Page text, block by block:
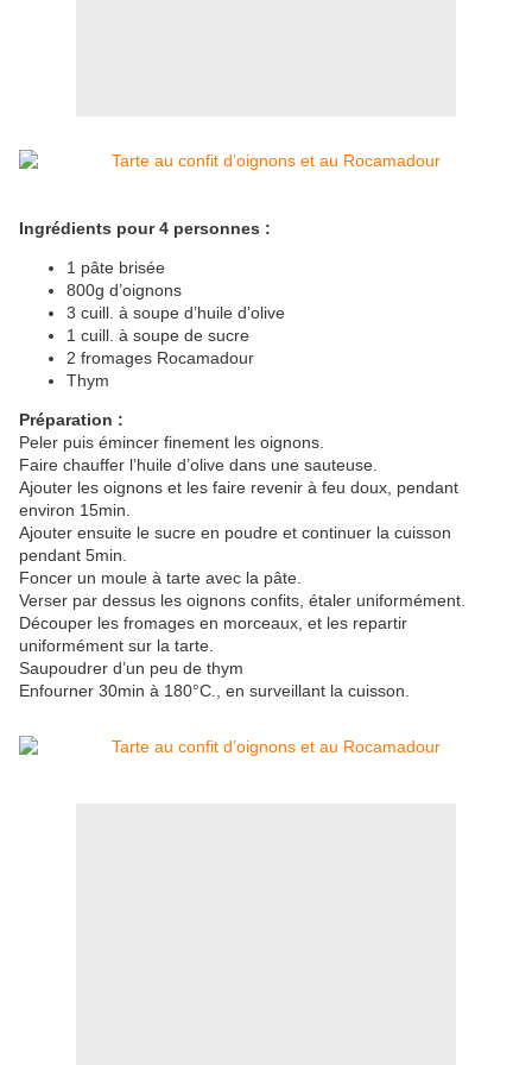
Ingrédients pour 4 personnes :
1 pâte brisée
800g d’oignons
3 cuill. à soupe d’huile d’olive
1 cuill. à soupe de sucre
2 fromages Rocamadour
Thym
Préparation :
Peler puis émincer finement les oignons.
Faire chauffer l’huile d’olive dans une sauteuse.
Ajouter les oignons et les faire revenir à feu doux, pendant
environ 15min.
Ajouter ensuite le sucre en poudre et continuer la cuisson
pendant 5min.
Foncer un moule à tarte avec la pâte.
Verser par dessus les oignons confits, étaler uniformément.
Découper les fromages en morceaux, et les repartir
uniformément sur la tarte.
Saupoudrer d’un peu de thym
Enfourner 30min à 180°C., en surveillant la cuisson.